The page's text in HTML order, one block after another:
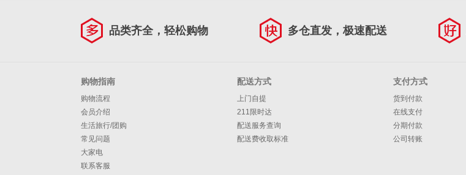
品类齐全，轻松购物 多仓直发，极速配送
购物指南
购物流程
会员介绍
生活旅行/团购
常见问题
大家电
联系客服
配送方式
上门自提
211限时达
配送服务查询
配送费收取标准
支付方式
货到付款
在线支付
分期付款
公司转账